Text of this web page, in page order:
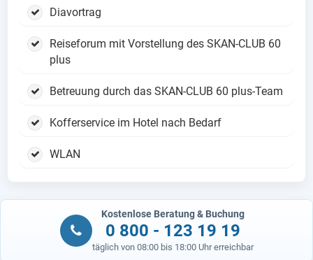
Diavortrag
Reiseforum mit Vorstellung des SKAN-CLUB 60
plus
Betreuung durch das SKAN-CLUB 60 plus-Team
Kofferservice im Hotel nach Bedarf
WLAN
Kostenlose Beratung & Buchung
0 800 - 123 19 19
täglich von 08:00 bis 18:00 Uhr erreichbar